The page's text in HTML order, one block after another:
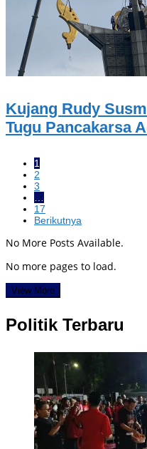
Kujang Rudy
Tugu Pancakarsa
1
2
3
…
17
Berikutnya
No More Posts Available.
No more pages to load.
View More
Politik Terbaru